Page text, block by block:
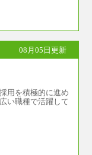
外に勤務をし
りません。
08月05日更新
用を積極的に進め
い職種で活躍して